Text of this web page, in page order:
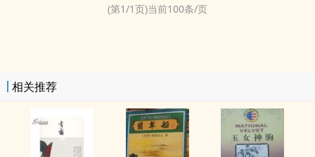
(第1/1页)当前100条/页
相关推荐